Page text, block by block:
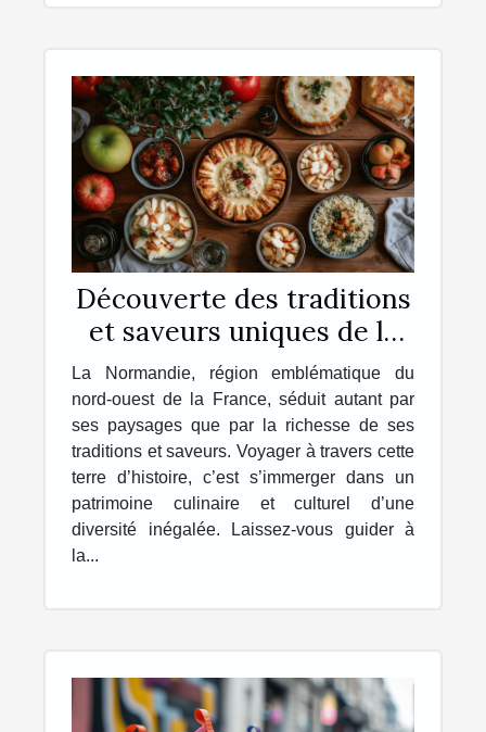
Découverte des traditions
et saveurs uniques de la
Normandie
La Normandie, région emblématique du
nord-ouest de la France, séduit autant par
ses paysages que par la richesse de ses
traditions et saveurs. Voyager à travers cette
terre d’histoire, c’est s’immerger dans un
patrimoine culinaire et culturel d’une
diversité inégalée. Laissez-vous guider à
la...